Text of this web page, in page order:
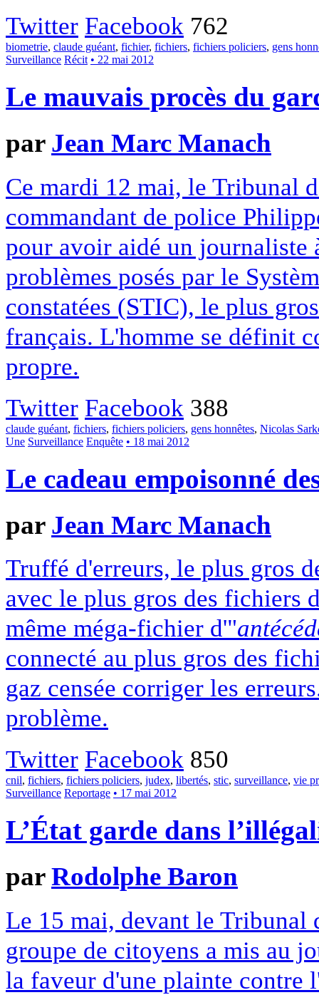
Twitter Facebook 762
biometrie, claude guéant, fichier, fichiers, fichiers policiers, gens
Surveillance Récit • 22 mai 2012
Le mauvais procès du
par Jean Marc Manach
Ce mardi 12 mai, le Tribunal
commandant de police
pour avoir aidé un journaliste
problèmes posés par le
constatées (STIC), le plus
français. L'homme se définit
propre.
Twitter Facebook 388
claude guéant, fichiers, fichiers policiers, gens honnêtes, Nicolas
Une Surveillance Enquête • 18 mai 2012
Le cadeau empoisonné
par Jean Marc Manach
Truffé d'erreurs, le plus gros
avec le plus gros des fichiers
même méga-fichier d'"
connecté au plus gros des
gaz censée corriger les
problème.
Twitter Facebook 850
cnil, fichiers, fichiers policiers, judex, libertés, stic, surveillance, vie
Surveillance Reportage • 17 mai 2012
L’État garde dans
parRodolphe Baron
Le 15 mai, devant le Tribunal
groupe de citoyens a mis au
la faveur d'une plainte contre